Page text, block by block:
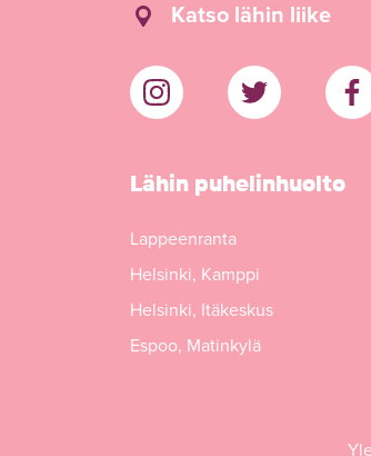
Katso lähin liike
Lähin puhelinhuolto
Lappeenranta
Helsinki, Kamppi
Helsinki, Itäkeskus
Espoo, Matinkylä